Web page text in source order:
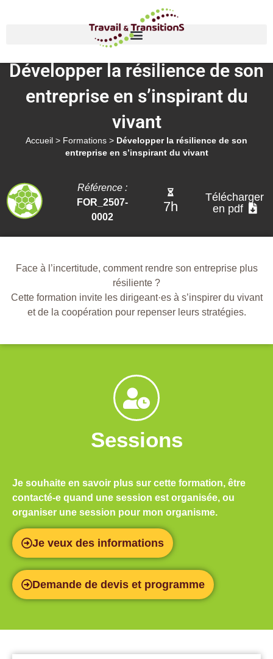
Développer la résilience de son
entreprise en s’inspirant du
vivant
Accueil > Formations > Développer la résilience de son
entreprise en s’inspirant du vivant
Référence :
FOR_2507-
0002
7h
Télécharger
en pdf
Face à l’incertitude, comment rendre son entreprise plus
résiliente ?
Cette formation invite les dirigeant·es à s’inspirer du vivant
et de la coopération pour repenser leurs stratégies.
Sessions
Je souhaite en savoir plus sur cette formation, être
contacté-e quand une session est organisée, ou
organiser une session pour mon organisme.
Je veux des informations
Demande de devis et programme